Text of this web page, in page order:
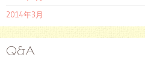
2014年3月
Q&A